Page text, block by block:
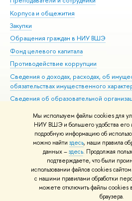
Мы используем файлы cookies для
НИУ ВШЭ и большего удобства его
подробную информацию об
можно найти здесь, наши правила
данных –здесь. Продолжая
подтверждаете, что были
использовании файлов cookies
с нашими правилами обработки
можете отключить файлы cookies
браузера.
Корпуса и общежития
Закупки
Обращения граждан в НИУ ВШЭ
Фонд целевого капитала
Противодействие коррупции
Сведения о доходах, расходах, об
обязательствах имущественного
Сведения об образовательной
Людям с ограниченными возможностями
Единая платежная страница
Работа в Вышке
© НИУ ВШЭ 1993–2026 Адреса и
материалов Политика
Шрифты HSE Sans и HSE Slab